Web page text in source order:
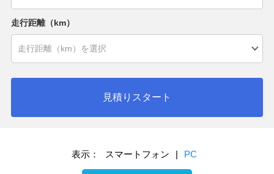
走行距離（km）
見積りスタート
表示： スマートフォン | PC